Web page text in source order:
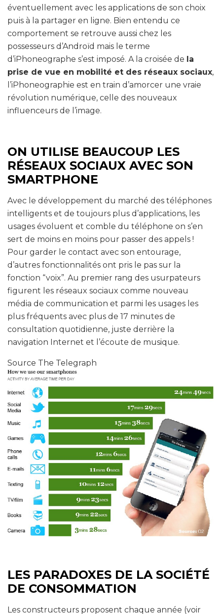
éventuellement avec les applications de son choix
puis à la partager en ligne. Bien entendu ce
comportement se retrouve aussi chez les
possesseurs d’Androïd mais le terme
d’iPhoneographe s’est imposé. A la croisée de la
prise de vue en mobilité et des réseaux sociaux,
l’iPhoneographie est en train d’amorcer une vraie
révolution numérique, celle des nouveaux
influenceurs de l’image.
ON UTILISE BEAUCOUP LES
RÉSEAUX SOCIAUX AVEC SON
SMARTPHONE
Avec le développement du marché des téléphones
intelligents et de toujours plus d’applications, les
usages évoluent et comble du téléphone on s’en
sert de moins en moins pour passer des appels !
Pour garder le contact avec son entourage,
d’autres fonctionnalités ont pris le pas sur la
fonction “voix”. Au premier rang des usurpateurs
figurent les réseaux sociaux comme nouveau
média de communication et parmi les usages les
plus fréquents avec plus de 17 minutes de
consultation quotidienne, juste derrière la
navigation Internet et l’écoute de musique.
Source The Telegraph
LES PARADOXES DE LA SOCIÉTÉ
DE CONSOMMATION
Les constructeurs proposent chaque année (voir